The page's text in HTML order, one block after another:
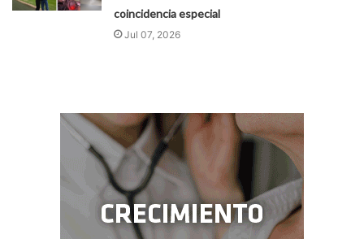
coincidencia especial
Jul 07, 2026